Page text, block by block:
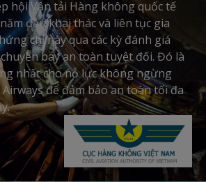
hội Vận tải Hàng không quốc tế
đầu khai thác và liên tục gia
chỉ này qua các kỳ đánh giá
chuyến bay an toàn tuyệt đối. Đó là
nhất cho nỗ lực không ngừng
để đảm bảo an toàn tối đa